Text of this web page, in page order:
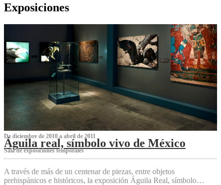
Exposiciones
De diciembre de 2010 a abril de 2011
Águila real, símbolo vivo de México
Sala de exposiciones temporales
A través de más de un centenar de piezas, entre objetos
prehispánicos e históricos, la exposición Águila Real, símbolo…